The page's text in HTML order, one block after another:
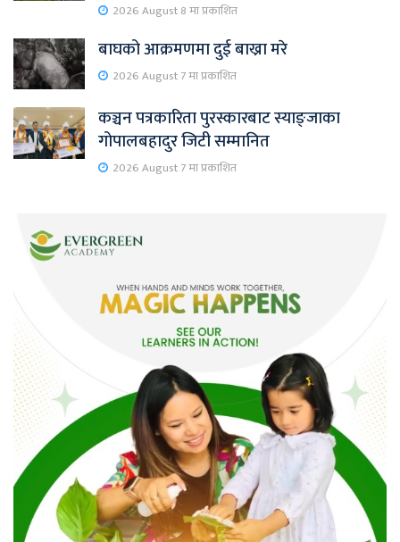
2026 August 8 मा प्रकाशित
बाघको आक्रमणमा दुई बाख्रा मरे
2026 August 7 मा प्रकाशित
कञ्चन पत्रकारिता पुरस्कारबाट स्याङ्जाका
गोपालबहादुर जिटी सम्मानित
2026 August 7 मा प्रकाशित